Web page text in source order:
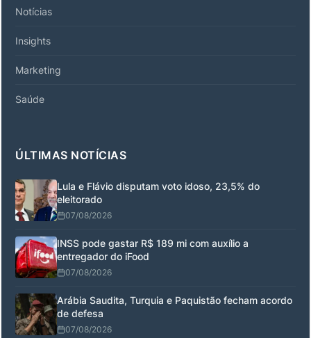
Notícias
Insights
Marketing
Saúde
ÚLTIMAS NOTÍCIAS
Lula e Flávio disputam voto idoso, 23,5% do
eleitorado
07/08/2026
INSS pode gastar R$ 189 mi com auxílio a
entregador do iFood
07/08/2026
Arábia Saudita, Turquia e Paquistão fecham acordo
de defesa
07/08/2026